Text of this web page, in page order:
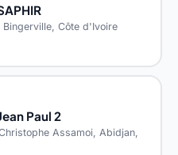
Bingerville, Côte d'Ivoire
Paul 2
Assamoi, Abidjan,